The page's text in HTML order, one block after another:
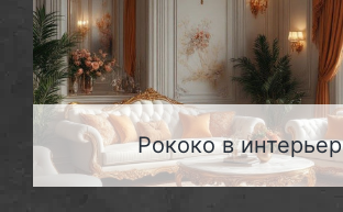
Рококо в